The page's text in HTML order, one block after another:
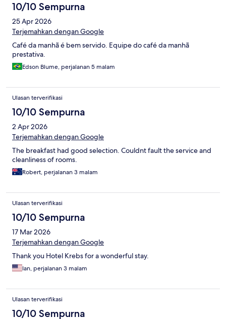
10/10 Sempurna
25 Apr 2026
Terjemahkan dengan Google
Café da manhã é bem servido. Equipe do café da manhã
prestativa.
Edson Blume, perjalanan 5 malam
Ulasan terverifikasi
10/10 Sempurna
2 Apr 2026
Terjemahkan dengan Google
The breakfast had good selection. Couldnt fault the service and
cleanliness of rooms.
Robert, perjalanan 3 malam
Ulasan terverifikasi
10/10 Sempurna
17 Mar 2026
Terjemahkan dengan Google
Thank you Hotel Krebs for a wonderful stay.
Ian, perjalanan 3 malam
Ulasan terverifikasi
10/10 Sempurna